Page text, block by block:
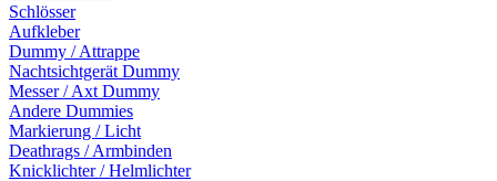
Schlösser
Aufkleber
Dummy / Attrappe
Nachtsichtgerät Dummy
Messer / Axt Dummy
Andere Dummies
Markierung / Licht
Deathrags / Armbinden
Knicklichter / Helmlichter